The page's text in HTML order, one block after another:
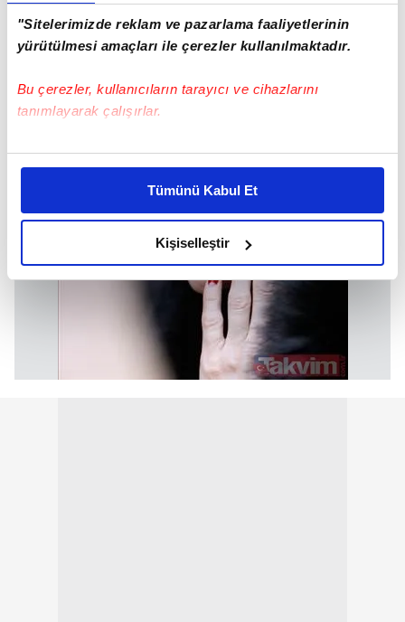
"Sitelerimizde reklam ve pazarlama faaliyetlerinin
yürütülmesi amaçları ile çerezler kullanılmaktadır.
Bu çerezler, kullanıcıların tarayıcı ve cihazlarını
tanımlayarak çalışırlar.
Bu çerezlere izin vermeniz halinde sizlere özel
daha iyi reklam deneyimi yaşatabiliriz. Bunu yaparken
amacımızın size daha iyi bir reklam deneyimi sunmak
olduğunu ve sizlere en iyi içerikleri sunabilmek adına
elimizden gelen çabayı gösterdiğimizi ve bu noktada,
reklamların maliyetlerimizi karşılamak noktasında tek gelir
kalemimiz olduğunu sizlere hatırlatmak isteriz.
Her halükârda, kullanıcılar, bu çerezlere izin vermedikleri
takdirde, kullanıcılara hedefli reklamlar
Tümünü Kabul Et
Kişiselleştir